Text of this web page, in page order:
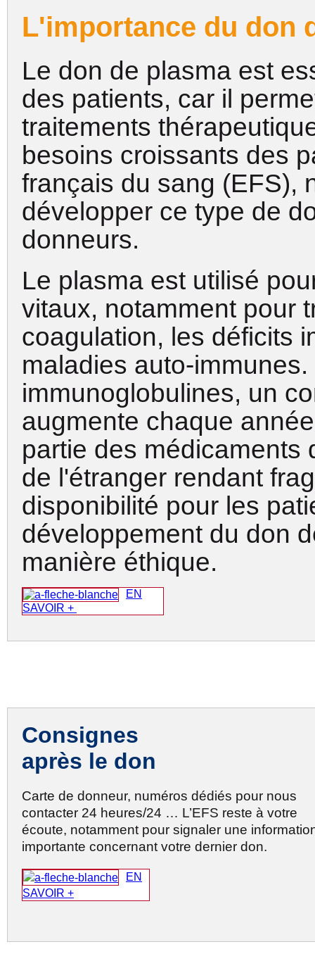
L'importance du don
Le don de plasma est
des patients, car il
traitements
besoins croissants des
français du sang (EFS),
développer ce type de
donneurs.
Le plasma est utilisé
vitaux, notamment pour
coagulation, les déficits
maladies auto-immunes.
immunoglobulines, un
augmente chaque
partie des médicaments
de l'étranger rendant
disponibilité pour les
développement du don
manière éthique.
EN
SAVOIR +
Consignes
après le don
Carte de donneur, numéros dédiés pour nous
contacter 24 heures/24 … L’EFS reste à votre
écoute, notamment pour signaler une
importante concernant votre dernier don.
EN
SAVOIR +